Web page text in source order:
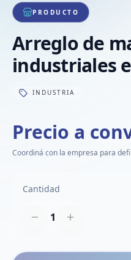
PRODUCTO
Arreglo de
industriales
INDUSTRIA
Precio a
Coordiná con la empresa para
Cantidad
1